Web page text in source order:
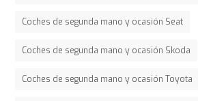
Coches de segunda mano y ocasión Seat
Coches de segunda mano y ocasión Skoda
Coches de segunda mano y ocasión Toyota